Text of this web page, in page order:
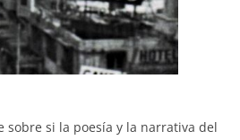
sobre si la poesía y la narrativa del